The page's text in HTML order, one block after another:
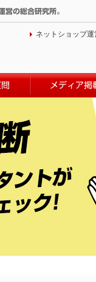
の総合研究所。
ネットショップ運
メディア掲